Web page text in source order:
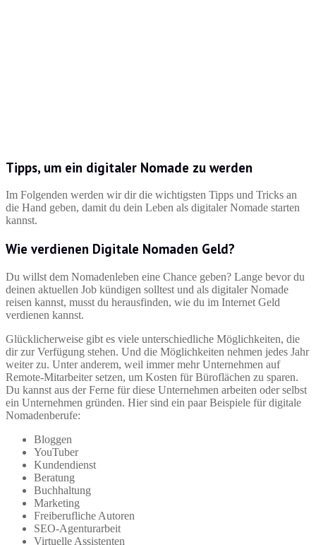
Tipps, um ein digitaler Nomade zu werden
Im Folgenden werden wir dir die wichtigsten Tipps und Tricks an
die Hand geben, damit du dein Leben als digitaler Nomade starten
kannst.
Wie verdienen Digitale Nomaden Geld?
Du willst dem Nomadenleben eine Chance geben? Lange bevor du
deinen aktuellen Job kündigen solltest und als digitaler Nomade
reisen kannst, musst du herausfinden, wie du im Internet Geld
verdienen kannst.
Glücklicherweise gibt es viele unterschiedliche Möglichkeiten, die
dir zur Verfügung stehen. Und die Möglichkeiten nehmen jedes Jahr
weiter zu. Unter anderem, weil immer mehr Unternehmen auf
Remote-Mitarbeiter setzen, um Kosten für Büroflächen zu sparen.
Du kannst aus der Ferne für diese Unternehmen arbeiten oder selbst
ein Unternehmen gründen. Hier sind ein paar Beispiele für digitale
Nomadenberufe:
Bloggen
YouTuber
Kundendienst
Beratung
Buchhaltung
Marketing
Freiberufliche Autoren
SEO-Agenturarbeit
Virtuelle Assistenten